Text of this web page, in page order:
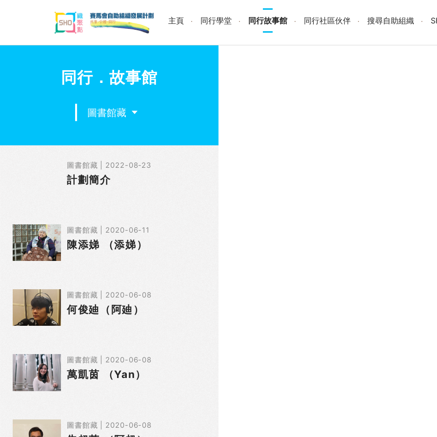
主頁 同行學堂 同行故事館 同行社區伙伴 搜尋自助組織
同行．故事館
圖書館藏
圖書館藏 | 2022-08-23
計劃簡介
圖書館藏 | 2020-06-11
陳添娣 （添娣）
圖書館藏 | 2020-06-08
何俊廸（阿廸）
圖書館藏 | 2020-06-08
萬凱茵 （Yan）
圖書館藏 | 2020-06-08